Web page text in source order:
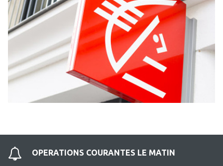
OPERATIONS COURANTES LE MATIN